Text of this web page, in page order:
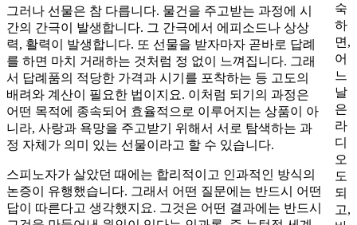
숙
하
면,
어
느
날
은
라
디
오
도
되
고,
그러나 선물은 참 다릅니다. 물건을 주고받는 과정에 시
간의 간극이 발생합니다. 그 간극에서 에피소드나 상상
력, 활력이 발생합니다. 또 선물을 받자마자 곧바로 답례
를 하면 마치 거래하는 것처럼 정 없이 느껴집니다. 그래
서 답례품의 적당한 가격과 시기를 포착하는 등 고도의
배려와 계산이 필요한 법이지요. 이처럼 되기의 과정은
어떤 목적에 종속되어 효율적으로 이루어지는 상품이 아
니라, 사랑과 욕망을 주고받기 위해서 서로 탐색하는 과
정 자체가 의미 있는 선물이라고 할 수 있습니다.
스피노자가 살았던 때에는 합리적이고 인과적인 방식의
논증이 유행했습니다. 그래서 어떤 질문에는 반드시 어떤
답이 따른다고 생각했지요. 그것은 어떤 결과에는 반드시